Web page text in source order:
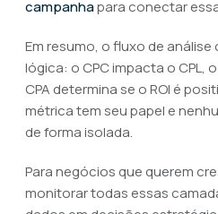
campanhapara conectar
Em resumo, o fluxo de
lógica: o CPC impacta o CPL,
CPA determina se o ROI é
métrica tem seu papel e
de forma isolada.
Para negócios que querem
monitorar todas essas